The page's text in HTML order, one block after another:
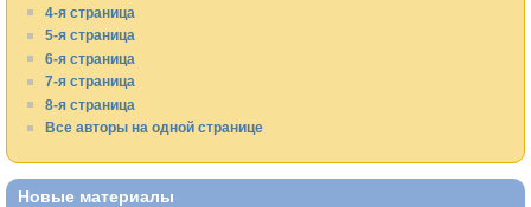
4-я страница
5-я страница
6-я страница
7-я страница
8-я страница
Все авторы на одной странице
Новые материалы